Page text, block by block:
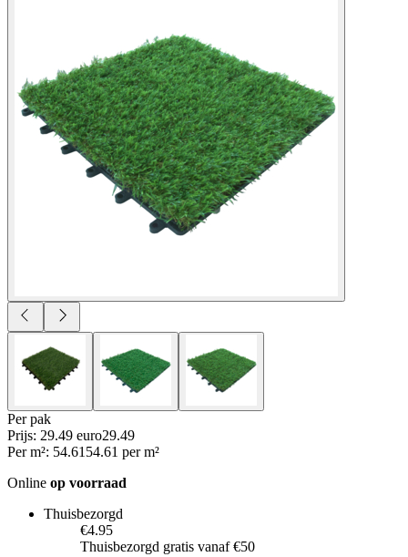
Per pak
Prijs: 29.49 euro29.49
Per m²: 54.61 54.61 per m²
Online op voorraad
Thuisbezorgd
€4.95
Thuisbezorgd gratis vanaf €50